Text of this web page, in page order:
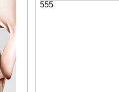
555